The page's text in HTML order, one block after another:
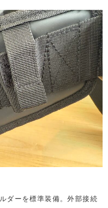
ダーを標準装備。外部接続